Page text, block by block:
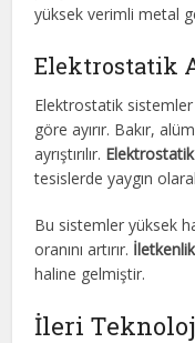
yüksek verimli metal
Elektrostatik
Elektrostatik
göre ayırır. Bakır,
ayrıştırılır.
tesislerde yaygın
Bu sistemler yüksek
oranını artırır.
haline gelmiştir.
İleri